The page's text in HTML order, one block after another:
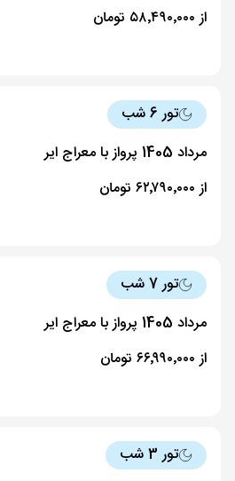
از ۵۸٬۴۹۰٬۰۰۰ تومان
تور 6 شب
مرداد 1405 پرواز با معراج ایر
از ۶۲٬۷۹۰٬۰۰۰ تومان
تور 7 شب
مرداد 1405 پرواز با معراج ایر
از ۶۶٬۹۹۰٬۰۰۰ تومان
تور 3 شب